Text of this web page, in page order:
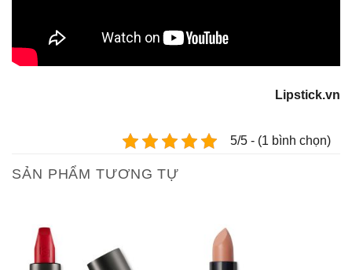
Lipstick.vn
5/5 - (1 bình chọn)
SẢN PHẨM TƯƠNG TỰ